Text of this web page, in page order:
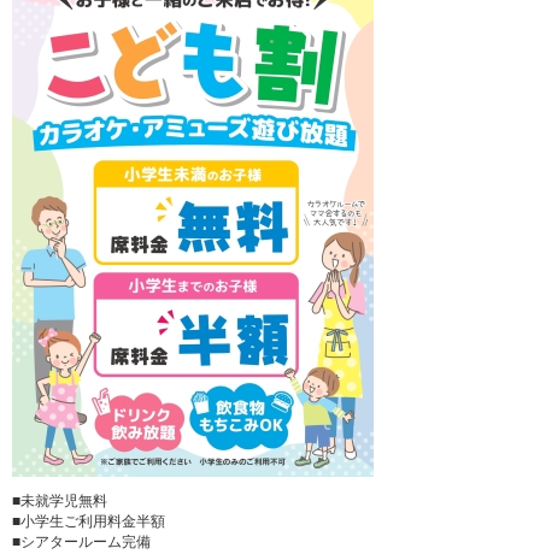
■未就学児無料
■小学生ご利用料金半額
■シアタールーム完備